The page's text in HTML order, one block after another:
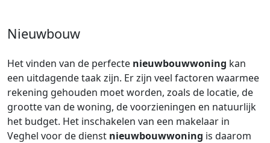
Nieuwbouw
Het vinden van de perfecte nieuwbouwwoning kan
een uitdagende taak zijn. Er zijn veel factoren waarmee
rekening gehouden moet worden, zoals de locatie, de
grootte van de woning, de voorzieningen en natuurlijk
het budget. Het inschakelen van een makelaar in
Veghel voor de dienst nieuwbouwwoning is daarom